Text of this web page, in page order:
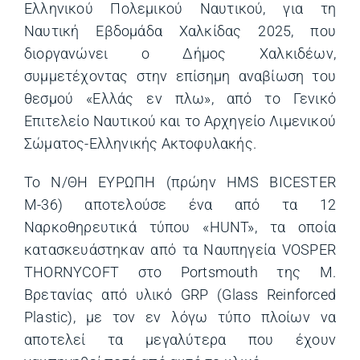
Ελληνικού Πολεμικού Ναυτικού, για τη
Ναυτική Εβδομάδα Χαλκίδας 2025, που
διοργανώνει ο Δήμος Χαλκιδέων,
συμμετέχοντας στην επίσημη αναβίωση του
θεσμού «Ελλάς εν πλω», από το Γενικό
Επιτελείο Ναυτικού και το Αρχηγείο Λιμενικού
Σώματος-Ελληνικής Ακτοφυλακής.
To N/ΘΗ ΕΥΡΩΠΗ (πρώην HMS BICESTER
Μ-36) αποτελούσε ένα από τα 12
Ναρκοθηρευτικά τύπου «HUNT», τα οποία
κατασκευάστηκαν από τα Ναυπηγεία VOSPER
THORNYCOFT στο Portsmouth της Μ.
Βρετανίας από υλικό GRP (Glass Reinforced
Plastic), με τον εν λόγω τύπο πλοίων να
αποτελεί τα μεγαλύτερα που έχουν